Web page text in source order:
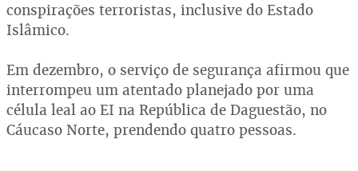
conspirações terroristas, inclusive do Estado
Islâmico.
Em dezembro, o serviço de segurança afirmou que
interrompeu um atentado planejado por uma
célula leal ao EI na República de Daguestão, no
Cáucaso Norte, prendendo quatro pessoas.